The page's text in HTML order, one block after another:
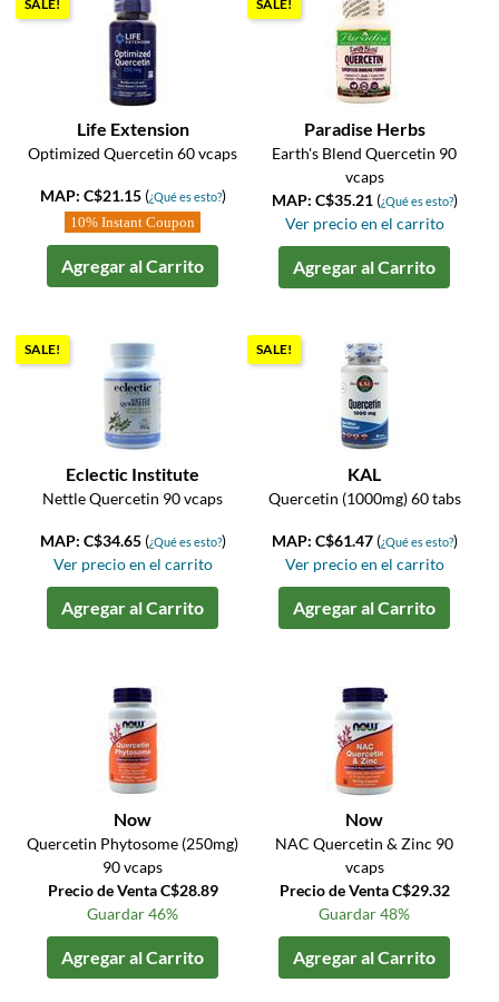
SALE!
Life Extension
Optimized Quercetin 60 vcaps
MAP: C$21.15 (¿Qué es esto?)
10% Instant Coupon
Agregar al Carrito
SALE!
Paradise Herbs
Earth's Blend Quercetin 90
vcaps
MAP: C$35.21 (¿Qué es esto?)
Ver precio en el carrito
Agregar al Carrito
SALE!
Eclectic Institute
Nettle Quercetin 90 vcaps
MAP: C$34.65 (¿Qué es esto?)
Ver precio en el carrito
Agregar al Carrito
SALE!
KAL
Quercetin (1000mg) 60 tabs
MAP: C$61.47 (¿Qué es esto?)
Ver precio en el carrito
Agregar al Carrito
Now
Quercetin Phytosome (250mg)
90 vcaps
Precio de Venta C$28.89
Guardar 46%
Agregar al Carrito
Now
NAC Quercetin & Zinc 90
vcaps
Precio de Venta C$29.32
Guardar 48%
Agregar al Carrito